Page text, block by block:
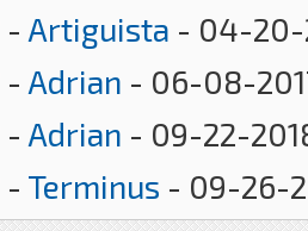
- Artiguista - 04-20-
- Adrian - 06-08-
- Adrian - 09-22-
- Terminus - 09-26-